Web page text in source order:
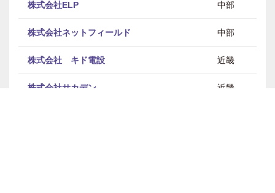
株式会社ELP 中部
株式会社ネットフィールド 中部
株式会社 キド電設 近畿
株式会社サカデン 近畿